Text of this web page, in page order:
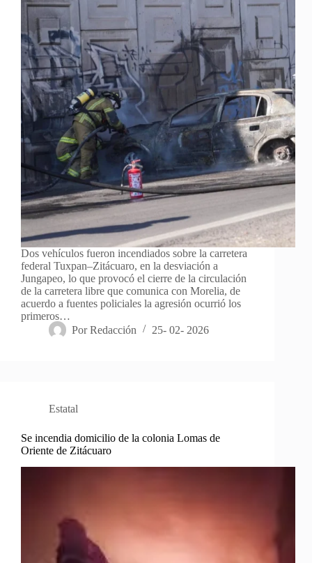
Dos vehículos fueron incendiados sobre la carretera
federal Tuxpan–Zitácuaro, en la desviación a
Jungapeo, lo que provocó el cierre de la circulación
de la carretera libre que comunica con Morelia, de
acuerdo a fuentes policiales la agresión ocurrió los
primeros…
Por Redacción 25- 02- 2026
Estatal
Se incendia domicilio de la colonia Lomas de
Oriente de Zitácuaro